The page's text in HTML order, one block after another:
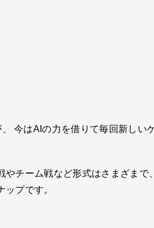
今はAIの力を借りて毎回新しい
やチーム戦など形式はさまざまで
プです。